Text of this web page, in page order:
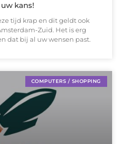
kans!
tijd krap en dit geldt ook
Zuid. Het is erg
dat bij al uw wensen past.
COMPUTERS / SHOPPING